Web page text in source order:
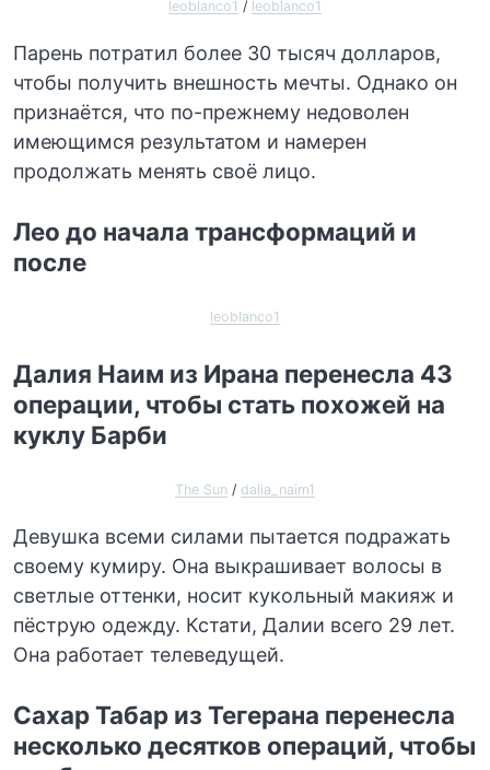
leoblanco1 / leoblanco1
Парень потратил более 30 тысяч долларов,
чтобы получить внешность мечты. Однако он
признаётся, что по-прежнему недоволен
имеющимся результатом и намерен
продолжать менять своё лицо.
Лео до начала трансформаций и
после
leoblanco1
Далия Наим из Ирана перенесла 43
операции, чтобы стать похожей на
куклу Барби
The Sun / dalia_naim1
Девушка всеми силами пытается подражать
своему кумиру. Она выкрашивает волосы в
светлые оттенки, носит кукольный макияж и
пёструю одежду. Кстати, Далии всего 29 лет.
Она работает телеведущей.
Сахар Табар из Тегерана перенесла
несколько десятков операций, чтобы